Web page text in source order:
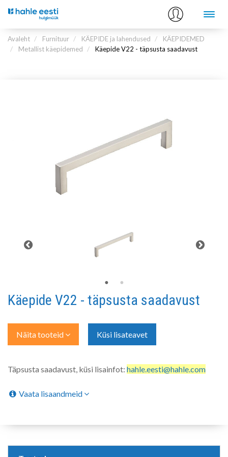
Avaleht Furnituur KÄEPIDE ja lahendused
KÄEPIDEMED
Metallist käepidemed
Käepide V22 - täpsusta saadavust
Käepide V22 - täpsusta saadavust
Näita tooteid Küsi lisateavet
Täpsusta saadavust, küsi lisainfot: hahle.eesti@hahle.com
Vaata lisaandmeid